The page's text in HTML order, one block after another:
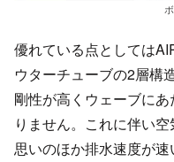
優れている点としては
ウターチューブの2層構
剛性が高くウェーブに
りません。これに伴い
思いのほか排水速度が